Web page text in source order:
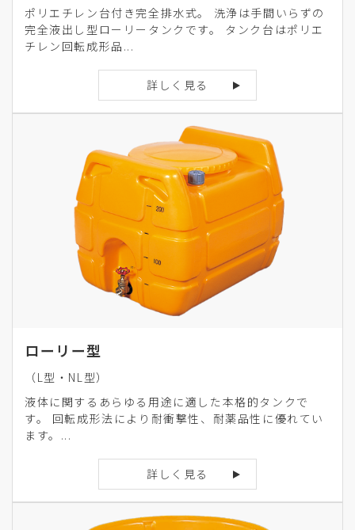
ポリエチレン台付き完全排水式。 洗浄は手間いらずの
完全液出し型ローリータンクです。 タンク台はポリエ
チレン回転成形品...
詳しく見る
ローリー型
（L型・NL型）
液体に関するあらゆる用途に適した本格的タンクで
す。 回転成形法により耐衝撃性、耐薬品性に優れてい
ます。...
詳しく見る